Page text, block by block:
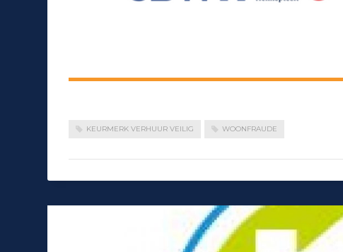
KEURMERK VERHUUR VEILIG WOONFRAUDE